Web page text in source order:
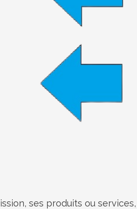
ses produits ou services,